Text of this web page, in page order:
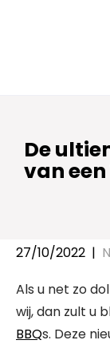
De
van
27/10/2022 |
Als u net zo
wij, dan zult u
BBQs. Deze